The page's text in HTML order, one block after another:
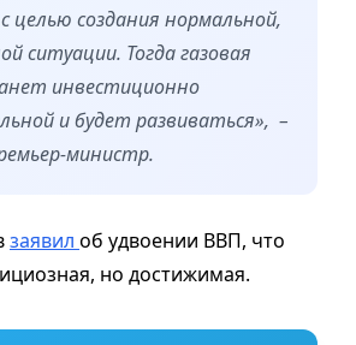
целью создания нормальной,
ситуации. Тогда газовая
инвестиционно
и будет развиваться», –
министр.
заявил об удвоении ВВП, что
но достижимая.